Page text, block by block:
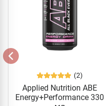
(2)
Applied Nutrition ABE
Energy+Performance 330